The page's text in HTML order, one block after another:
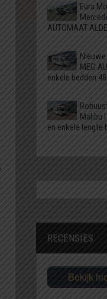
Eura
AUTOMAAT
MEG
enkele bedden 48
Malibu
en enkele lengte
RECENSIES
Bekijk